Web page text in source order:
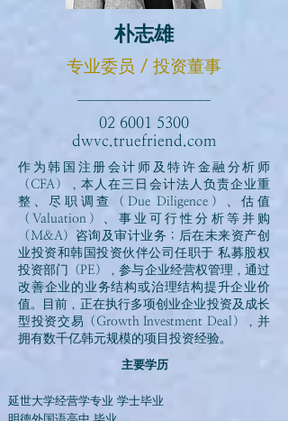
朴志雄
专业委员 / 投资董事
02 6001 5300
dwvc.truefriend.com
作为韩国注册会计师及特许金融分析师
（CFA），本人在三日会计法人负责企业重
整、尽职调查（Due Diligence）、估值
（Valuation）、事业可行性分析等并购
（M&A）咨询及审计业务；后在未来资产创
业投资和韩国投资伙伴公司任职于 私募股权
投资部门（PE），参与企业经营权管理，通过
改善企业的业务结构或治理结构提升企业价
值。目前，正在执行多项创业企业投资及成长
型投资交易（Growth Investment Deal），并
拥有数千亿韩元规模的项目投资经验。
主要学历
延世大学经营学专业 学士毕业